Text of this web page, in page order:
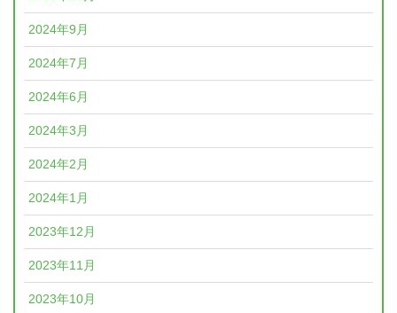
2024年9月
2024年7月
2024年6月
2024年3月
2024年2月
2024年1月
2023年12月
2023年11月
2023年10月